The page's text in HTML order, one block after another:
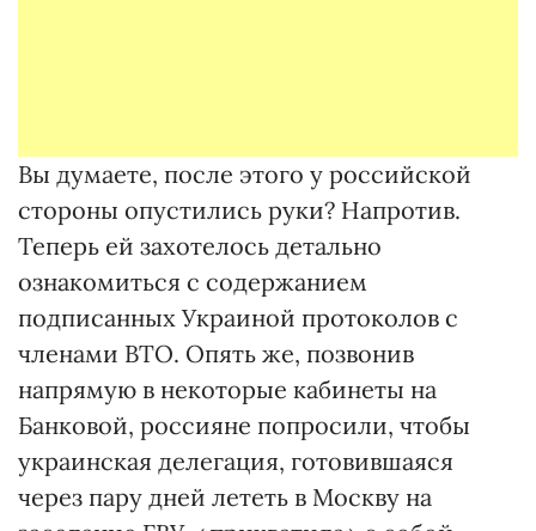
Вы думаете, после этого у российской
стороны опустились руки? Напротив.
Теперь ей захотелось детально
ознакомиться с содержанием
подписанных Украиной протоколов с
членами ВТО. Опять же, позвонив
напрямую в некоторые кабинеты на
Банковой, россияне попросили, чтобы
украинская делегация, готовившаяся
через пару дней лететь в Москву на